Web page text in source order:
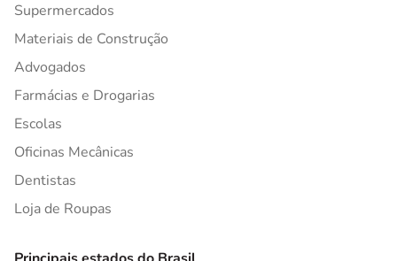
Supermercados
Materiais de Construção
Advogados
Farmácias e Drogarias
Escolas
Oficinas Mecânicas
Dentistas
Loja de Roupas